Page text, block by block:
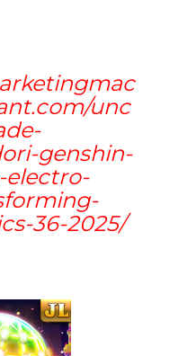
unc
genshin-
electro-
36-2025/